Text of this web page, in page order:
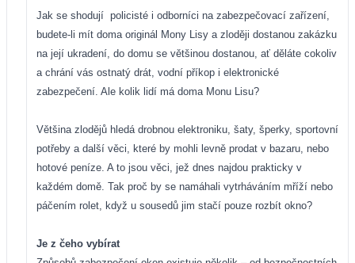
Jak se shodují policisté i odborníci na zabezpečovací zařízení,
budete-li mít doma originál Mony Lisy a zloději dostanou zakázku
na její ukradení, do domu se většinou dostanou, ať děláte cokoliv
a chrání vás ostnatý drát, vodní příkop i elektronické
zabezpečení. Ale kolik lidí má doma Monu Lisu?
Většina zlodějů hledá drobnou elektroniku, šaty, šperky, sportovní
potřeby a další věci, které by mohli levně prodat v bazaru, nebo
hotové peníze. A to jsou věci, jež dnes najdou prakticky v
každém domě. Tak proč by se namáhali vytrháváním mříží nebo
páčením rolet, když u sousedů jim stačí pouze rozbít okno?
Je z čeho vybírat